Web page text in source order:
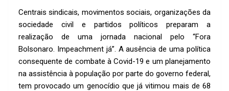
Li
n
k
s
A
p
p
e
Centrais sindicais, movimentos sociais, organizações da
sociedade civil e partidos políticos preparam a
realização de uma jornada nacional pelo “Fora
Bolsonaro. Impeachment já”. A ausência de uma política
consequente de combate à Covid-19 e um planejamento
na assistência à população por parte do governo federal,
tem provocado um genocídio que já vitimou mais de 68